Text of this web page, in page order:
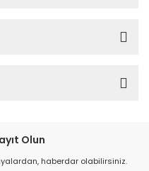
Olun
haberdar olabilirsiniz.